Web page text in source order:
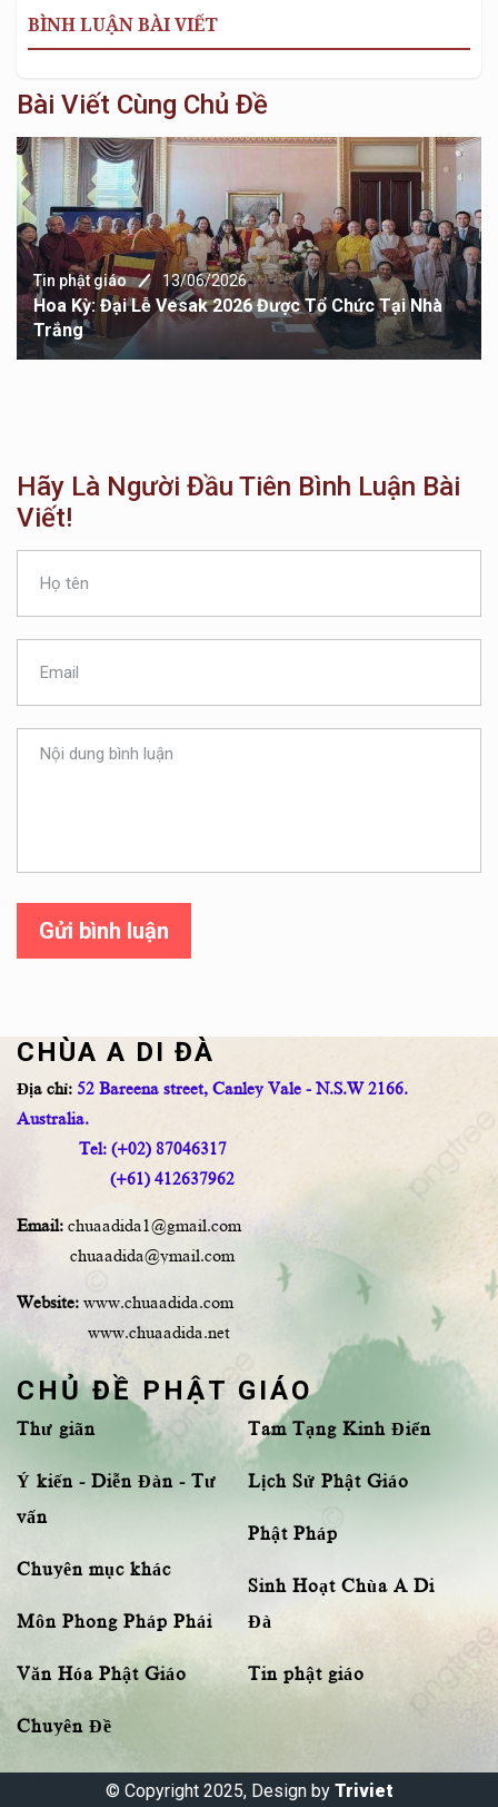
BÌNH LUẬN BÀI VIẾT
Bài Viết Cùng Chủ Đề
Tin phật giáo 13/06/2026
Hoa Kỳ: Đại Lễ Vesak 2026 Được Tổ Chức Tại Nhà
Trắng
Hãy Là Người Đầu Tiên Bình Luận Bài
Viết!
Gửi bình luận
CHÙA A DI ĐÀ
Địa chỉ: 52 Bareena street, Canley Vale - N.S.W 2166.
Australia.
Tel: (+02) 87046317
(+61) 412637962
Email: chuaadida1@gmail.com
chuaadida@ymail.com
Website: www.chuaadida.com
www.chuaadida.net
CHỦ ĐỀ PHẬT GIÁO
Thư giãn
Ý kiến - Diễn Đàn - Tư
vấn
Chuyên mục khác
Môn Phong Pháp Phái
Văn Hóa Phật Giáo
Chuyên Đề
Tam Tạng Kinh Điển
Lịch Sử Phật Giáo
Phật Pháp
Sinh Hoạt Chùa A Di
Đà
Tin phật giáo
© Copyright 2025, Design by Triviet